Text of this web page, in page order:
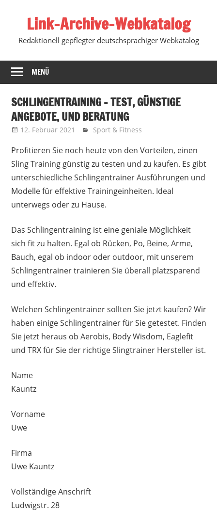
springenLink-Archive-Webkatalog
Redaktionell gepflegter deutschsprachiger Webkatalog
MENÜ
SCHLINGENTRAINING – TEST, GÜNSTIGE
ANGEBOTE, UND BERATUNG
12. Februar 2021 Marko
Sport & Fitness
Profitieren Sie noch heute von den Vorteilen, einen
Sling Training günstig zu testen und zu kaufen. Es gibt
unterschiedliche Schlingentrainer Ausführungen und
Modelle für effektive Trainingeinheiten. Ideal
unterwegs oder zu Hause.
Das Schlingentraining ist eine geniale Möglichkeit
sich fit zu halten. Egal ob Rücken, Po, Beine, Arme,
Bauch, egal ob indoor oder outdoor, mit unserem
Schlingentrainer trainieren Sie überall platzsparend
und effektiv.
Welchen Schlingentrainer sollten Sie jetzt kaufen? Wir
haben einige Schlingentrainer für Sie getestet. Finden
Sie jetzt heraus ob Aerobis, Body Wisdom, Eaglefit
und TRX für Sie der richtige Slingtrainer Hersteller ist.
Name
Kauntz
Vorname
Uwe
Firma
Uwe Kauntz
Vollständige Anschrift
Ludwigstr. 28